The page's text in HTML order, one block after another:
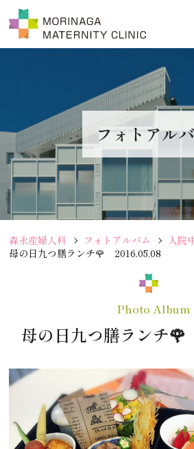
フォトアル
森永産婦人科 フォトアルバム
入院
母の日九つ膳ランチ🌹 2016.05.08
Photo Album
母の日九つ膳ランチ